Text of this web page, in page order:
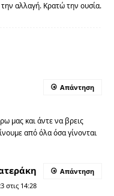
αλλαγή. Κρατώ την ουσία.
μας και άντε να βρεις
από όλα όσα γίνονται
Απάντηση
στις 14:28
Απάντηση